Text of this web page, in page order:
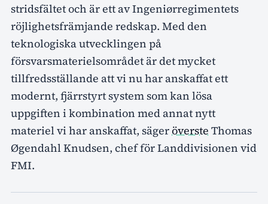
stridsfältet och är ett av Ingeniørregimentets
röjlighetsfrämjande redskap. Med den
teknologiska utvecklingen på
försvarsmaterielsområdet är det mycket
tillfredsställande att vi nu har anskaffat ett
modernt, fjärrstyrt system som kan lösa
uppgiften i kombination med annat nytt
materiel vi har anskaffat, sägeröverste Thomas
Øgendahl Knudsen, chef för Landdivisionen vid
FMI.